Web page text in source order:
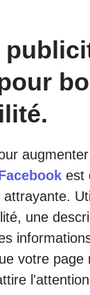
est
une
votre page